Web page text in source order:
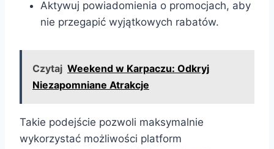
Aktywuj powiadomienia o promocjach, aby
nie przegapić wyjątkowych rabatów.
Czytaj Weekend w Karpaczu: Odkryj
Niezapomniane Atrakcje
Takie podejście pozwoli maksymalnie
wykorzystać możliwości platform